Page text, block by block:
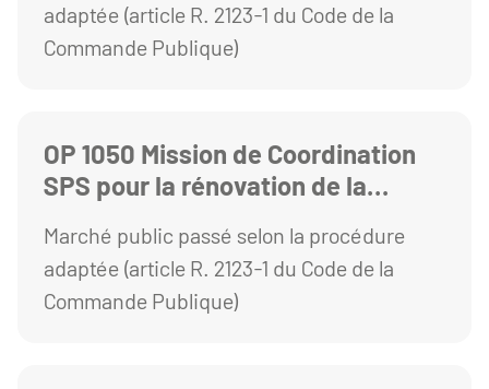
adaptée (article R. 2123-1 du Code de la
Commande Publique)
OP 1050 Mission de Coordination
SPS pour la rénovation de la
Marché public passé selon la procédure
adaptée (article R. 2123-1 du Code de la
Commande Publique)